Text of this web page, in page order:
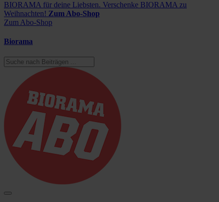
BIORAMA für deine Liebsten. Verschenke BIORAMA zu
Weihnachten! Zum Abo-Shop
Zum Abo-Shop
Biorama